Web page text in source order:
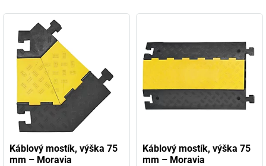
Káblový mostík, výška 75
mm – Moravia
Káblový mostík, výška 75
mm – Moravia